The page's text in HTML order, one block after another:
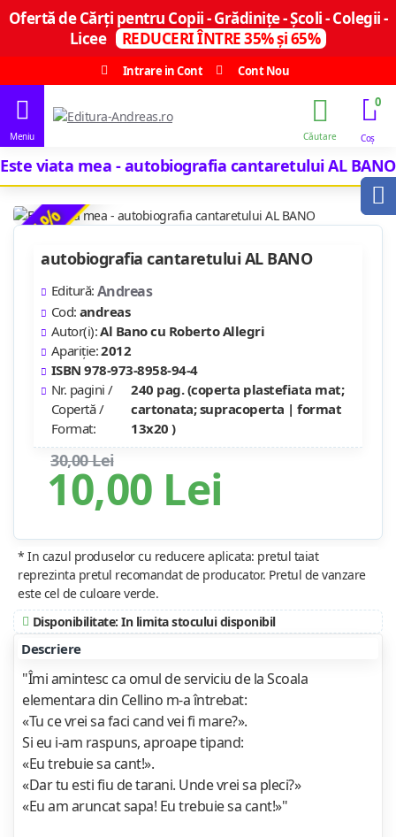
Ofertă de Cărți pentru Copii - Grădinițe - Școli - Colegii -
Licee
REDUCERI ÎNTRE 35% și 65%
Intrare in Cont
Cont Nou
0
Este viata mea - autobiografia cantaretului AL BANO
-67 %
10,00 Lei
30,00 Lei
autobiografia cantaretului AL BANO
Editură: Andreas
Cod: andreas
Autor(i):Al Bano cu Roberto Allegri
Apariție:2012
ISBN 978-973-8958-94-4
Nr. pagini /
Copertă /
Format:
240 pag. (coperta plastefiata mat;
cartonata; supracoperta | format
13x20 )
* In cazul produselor cu reducere aplicata: pretul taiat
reprezinta pretul recomandat de producator. Pretul de vanzare
este cel de culoare verde.
Disponibilitate: In limita stocului disponibil
Descriere
"Îmi amintesc ca omul de serviciu de la Scoala
elementara din Cellino m-a întrebat:
«Tu ce vrei sa faci cand vei fi mare?».
Si eu i-am raspuns, aproape tipand:
«Eu trebuie sa cant!».
«Dar tu esti fiu de tarani. Unde vrei sa pleci?»
«Eu am aruncat sapa! Eu trebuie sa cant!»"